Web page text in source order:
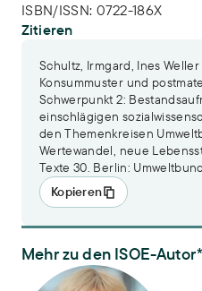
ISBN/ISSN: 0722-186X
Zitieren
Schultz, Irmgard, Ines
Konsummuster und
Schwerpunkt 2:
einschlägigen
den Themenkreisen
Wertewandel, neue
Texte 30. Berlin:
Kopieren
Mehr zu den ISOE-
Dr. Irmgard Schultz